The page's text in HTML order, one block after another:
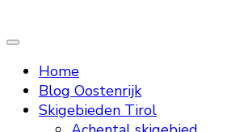
Home
Blog Oostenrijk
Skigebieden Tirol